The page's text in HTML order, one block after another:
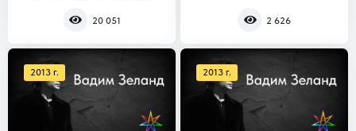
20 051 2 626
2013 г. 2013 г.